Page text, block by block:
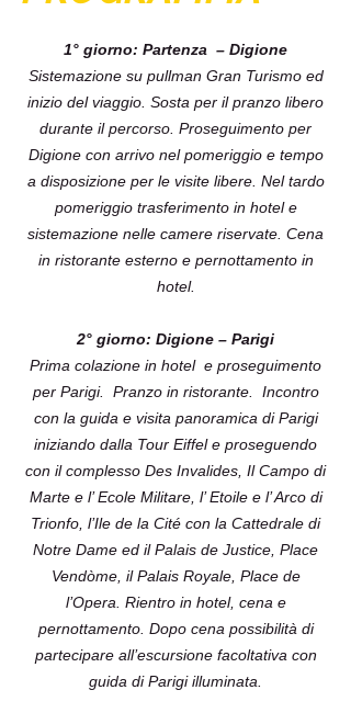
1° giorno: Partenza – Digione
Sistemazione su pullman Gran Turismo ed
inizio del viaggio. Sosta per il pranzo libero
durante il percorso. Proseguimento per
Digione con arrivo nel pomeriggio e tempo
a disposizione per le visite libere. Nel tardo
pomeriggio trasferimento in hotel e
sistemazione nelle camere riservate. Cena
in ristorante esterno e pernottamento in
hotel.
2° giorno: Digione – Parigi
Prima colazione in hotel e proseguimento
per Parigi. Pranzo in ristorante. Incontro
con la guida e visita panoramica di Parigi
iniziando dalla Tour Eiffel e proseguendo
con il complesso Des Invalides, Il Campo di
Marte e l’ Ecole Militare, l’ Etoile e l’ Arco di
Trionfo, l’Ile de la Cité con la Cattedrale di
Notre Dame ed il Palais de Justice, Place
Vendòme, il Palais Royale, Place de
l’Opera. Rientro in hotel, cena e
pernottamento. Dopo cena possibilità di
partecipare all’escursione facoltativa con
guida di Parigi illuminata.